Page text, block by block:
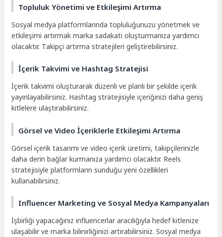
Topluluk Yönetimi ve Etkileşimi Artırma
Sosyal medya platformlarında topluluğunuzu yönetmek ve
etkileşimi artırmak marka sadakati oluşturmanıza yardımcı
olacaktır. Takipçi artırma stratejileri geliştirebilirsiniz.
İçerik Takvimi ve Hashtag Stratejisi
İçerik takvimi oluşturarak düzenli ve planlı bir şekilde içerik
yayınlayabilirsiniz. Hashtag stratejisiyle içeriğinizi daha geniş
kitlelere ulaştırabilirsiniz.
Görsel ve Video İçeriklerle Etkileşimi Artırma
Görsel içerik tasarımı ve video içerik üretimi, takipçilerinizle
daha derin bağlar kurmanıza yardımcı olacaktır. Reels
stratejisiyle platformların sunduğu yeni özellikleri
kullanabilirsiniz.
Influencer Marketing ve Sosyal Medya Kampanyaları
İşbirliği yapacağınız influencerlar aracılığıyla hedef kitlenize
ulaşabilir ve marka bilinirliğinizi artırabilirsiniz. Sosyal medya